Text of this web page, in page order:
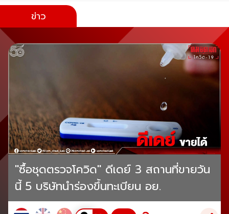
ข่าว
"ซื้อชุดตรวจโควิด" ดีเดย์ 3 สถานที่ขายวัน
นี้ 5 บริษัทนำร่องขึ้นทะเบียน อย.